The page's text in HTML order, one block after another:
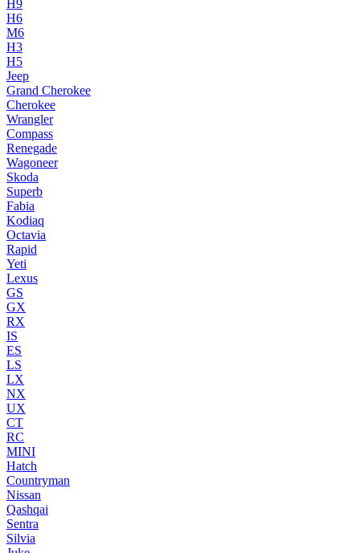
H9
H6
M6
H3
H5
Jeep
Grand Cherokee
Cherokee
Wrangler
Compass
Renegade
Wagoneer
Skoda
Superb
Fabia
Kodiaq
Octavia
Rapid
Yeti
Lexus
GS
GX
RX
IS
ES
LS
LX
NX
UX
CT
RC
MINI
Hatch
Countryman
Nissan
Qashqai
Sentra
Silvia